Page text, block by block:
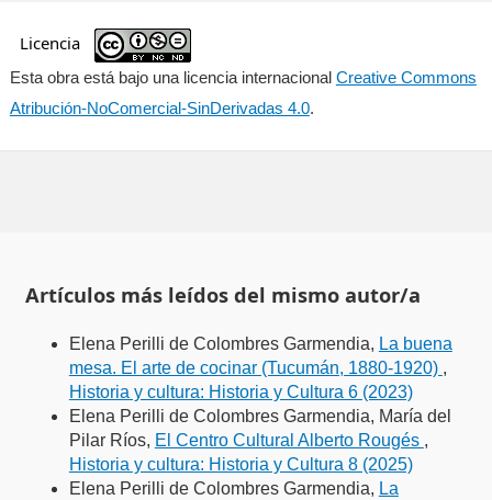
Licencia
Esta obra está bajo una licencia internacional Creative Commons
Atribución-NoComercial-SinDerivadas 4.0.
Artículos más leídos del mismo autor/a
Elena Perilli de Colombres Garmendia, La buena
mesa. El arte de cocinar (Tucumán, 1880-1920) ,
Historia y cultura: Historia y Cultura 6 (2023)
Elena Perilli de Colombres Garmendia, María del
Pilar Ríos, El Centro Cultural Alberto Rougés ,
Historia y cultura: Historia y Cultura 8 (2025)
Elena Perilli de Colombres Garmendia, La